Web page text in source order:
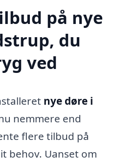
på nye
du
ved
nye døre i
nemmere end
flere tilbud på
behov. Uanset om